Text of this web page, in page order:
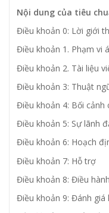
Nội dung của tiêu
Điều khoản 0: Lời giới
Điều khoản 1. Phạm vi
Điều khoản 2. Tài liệu
Điều khoản 3: Thuật
Điều khoản 4: Bối cảnh
Điều khoản 5: Sự lãnh
Điều khoản 6: Hoạch
Điều khoản 7: Hỗ trợ
Điều khoản 8: Điều hành
Điều khoản 9: Đánh